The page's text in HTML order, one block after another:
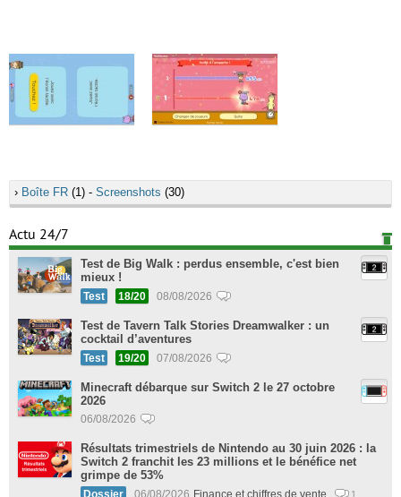
› Boîte FR (1) - Screenshots (30)
Actu 24/7
Test de Big Walk : perdus ensemble, c'est bien
mieux !
Test 18/20 08/08/2026
Test de Tavern Talk Stories Dreamwalker : un
cocktail d’aventures
Test 19/20 07/08/2026
Minecraft débarque sur Switch 2 le 27 octobre
2026
06/08/2026
Résultats trimestriels de Nintendo au 30 juin 2026 : la
Switch 2 franchit les 23 millions et le bénéfice net
grimpe de 53%
Dossier 06/08/2026 Finance et chiffres de vente 1